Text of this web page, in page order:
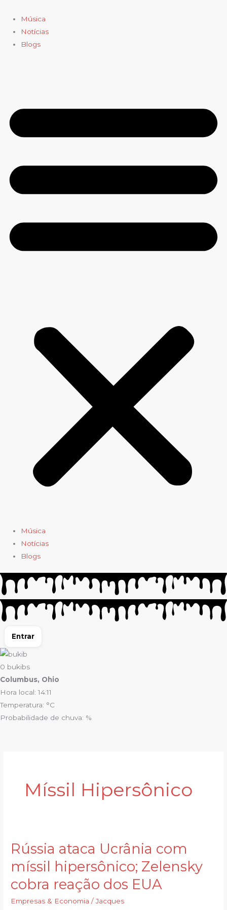
para
conteúdo
Música
Notícias
Blogs
Música
Notícias
Blogs
Entrar
0 bukibs
Columbus, Ohio
Hora local: 14:11
Temperatura: °C
Probabilidade de chuva: %
Míssil Hipersônico
Rússia ataca Ucrânia com
míssil hipersônico; Zelensky
cobra reação dos EUA
Empresas & Economia /Jacques
Rússia
Ucrânia
com